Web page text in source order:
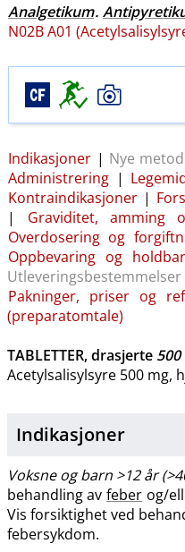
Analgetikum.
N02B A01
Indikasjoner | Nye
Administrering |
Kontraindikasjoner |
| Graviditet, amming
Overdosering og
Oppbevaring og
Utleveringsbestemmelser
Pakninger, priser og
(preparatomtale)
TABLETTER, drasjerte
Acetylsalisylsyre 500 mg,
Indikasjoner
Voksne og barn >12 år
behandling av feber og​/​
Vis forsiktighet ved
febersykdom.